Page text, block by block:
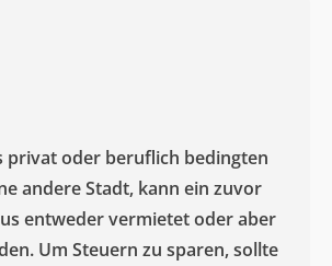
privat oder beruflich bedingten
andere Stadt, kann ein zuvor
entweder vermietet oder aber
Um Steuern zu sparen, sollte